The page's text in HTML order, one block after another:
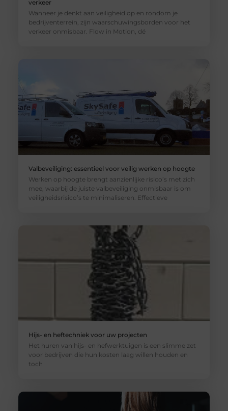
verkeer
Wanneer je denkt aan veiligheid op en rondom je
bedrijventerrein, zijn waarschuwingsborden voor het
verkeer onmisbaar. Flow in Motion, dé
Valbeveiliging: essentieel voor veilig werken op hoogte
Werken op hoogte brengt aanzienlijke risico’s met zich
mee, waarbij de juiste valbeveiliging onmisbaar is om
veiligheidsrisico’s te minimaliseren. Effectieve
Hijs- en heftechniek voor uw projecten
Het huren van hijs- en hefwerktuigen is een slimme zet
voor bedrijven die hun kosten laag willen houden en
toch